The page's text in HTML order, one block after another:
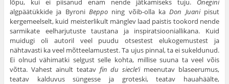
lõpu, kui ei piisanud enam nende jätkamiseks tuju. Onegini
algpäätükkide ja Byroni Beppo ning võib-olla kaDon Juani pisut
kergemeelselt, kuid meisterlikult mänglev laad paistis tookord nende
sarmikate eelharjutuste taustana ja inspiratsiooniallikana. Kuid
muidugi oli autoril veel puudu otsestest elukogemustest ja
nähtavasti ka veel mõtteelamustest. Ta ujus pinnal, ta ei sukeldunud.
Ei olnud vähimatki selgust selle kohta, millise suuna ta veel võis
võtta. Vahest ainult teatav fin du siecle’i meenutav blaseerumus,
teatav kalduvus süngesse ja groteski, teatav hauahäälte,